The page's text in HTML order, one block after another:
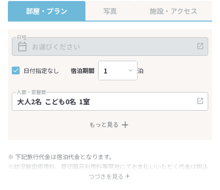
部屋・プラン 写真 施設・アクセス
日程
日付指定なし 宿泊期間 泊
人数・部屋数
もっと見る
つづきを見る
※ 下記旅行代金は宿泊代金となります。
※幼児施設使用料、貸切風呂利用料等現地にてお支払いいただく代金は税込
み表記となりますが、消費税増税に伴い代金が一部変更となる場合がござい